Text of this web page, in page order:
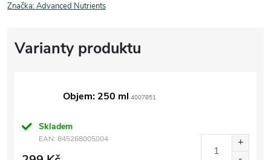
Značka:Advanced Nutrients
Objem: 250 ml 4007851
Skladem
EAN: 845268005004